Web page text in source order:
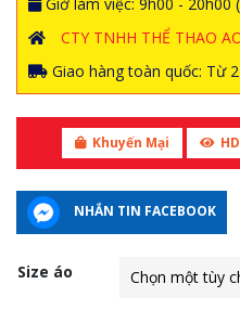
CTY TNHH THỂ THAO
Giao hàng toàn quốc: Từ
Khuyến Mại
NHẮN TIN FACEBOOK
Size áo